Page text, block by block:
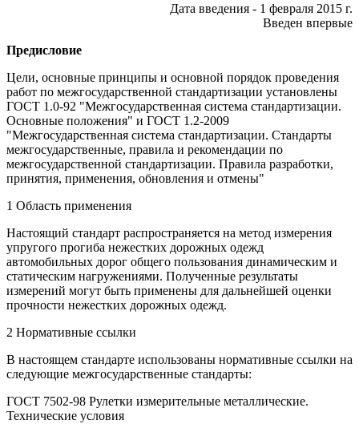
Дата введения - 1 февраля 2015 г.
Введен впервые
Предисловие
Цели, основные принципы и основной порядок проведения
работ по межгосударственной стандартизации установлены
ГОСТ 1.0-92 "Межгосударственная система стандартизации.
Основные положения" и ГОСТ 1.2-2009
"Межгосударственная система стандартизации. Стандарты
межгосударственные, правила и рекомендации по
межгосударственной стандартизации. Правила разработки,
принятия, применения, обновления и отмены"
1 Область применения
Настоящий стандарт распространяется на метод измерения
упругого прогиба нежестких дорожных одежд
автомобильных дорог общего пользования динамическим и
статическим нагружениями. Полученные результаты
измерений могут быть применены для дальнейшей оценки
прочности нежестких дорожных одежд.
2 Нормативные ссылки
В настоящем стандарте использованы нормативные ссылки на
следующие межгосударственные стандарты:
ГОСТ 7502-98 Рулетки измерительные металлические.
Технические условия